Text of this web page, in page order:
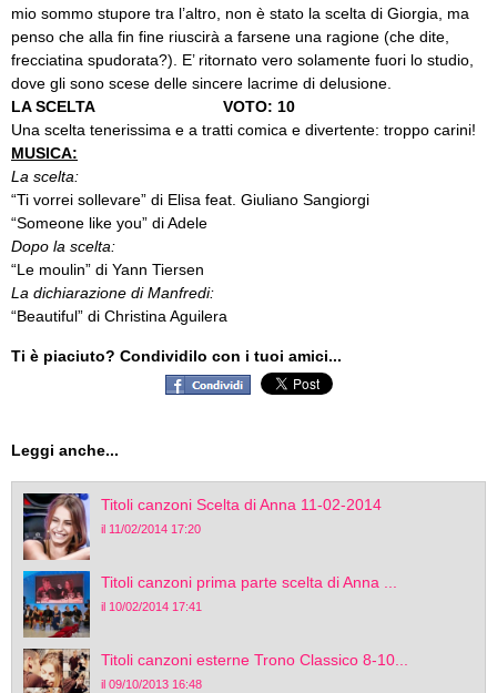
mio sommo stupore tra l’altro, non è stato la scelta di Giorgia, ma
penso che alla fin fine riuscirà a farsene una ragione (che dite,
frecciatina spudorata?). E’ ritornato vero solamente fuori lo studio,
dove gli sono scese delle sincere lacrime di delusione.
LA SCELTA VOTO: 10
Una scelta tenerissima e a tratti comica e divertente: troppo carini!
MUSICA:
La scelta:
“Ti vorrei sollevare” di Elisa feat. Giuliano Sangiorgi
“Someone like you” di Adele
Dopo la scelta:
“Le moulin” di Yann Tiersen
La dichiarazione di Manfredi:
“Beautiful” di Christina Aguilera
Ti è piaciuto? Condividilo con i tuoi amici...
Leggi anche...
Titoli canzoni Scelta di Anna 11-02-2014
il 11/02/2014 17:20
Titoli canzoni prima parte scelta di Anna ...
il 10/02/2014 17:41
Titoli canzoni esterne Trono Classico 8-10...
il 09/10/2013 16:48